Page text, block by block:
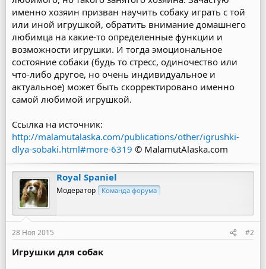
именно хозяин призван научить собаку играть с той
или иной игрушкой, обратить внимание домашнего
любимца на какие-то определенные функции и
возможности игрушки. И тогда эмоциональное
состояние собаки (будь то стресс, одиночество или
что-либо другое, но очень индивидуальное и
актуальное) может быть скорректировано именно
самой любимой игрушкой.
Ссылка на источник:
http://malamutalaska.com/publications/other/igrushki-
dlya-sobaki.html#more-6319 © MalamutAlaska.com
Royal Spaniel
Модератор Команда форума
28 Ноя 2015 #2
Игрушки для собак